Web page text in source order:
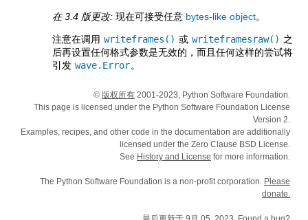
在 3.4 版更改: 现在可接受任意 bytes-like object。
注意在调用 writeframes() 或 writeframesraw() 之
后再设置任何格式参数是无效的，而且任何这样的尝试将
引发 wave.Error。
© 版权所有 2001-2023, Python Software Foundation.
This page is licensed under the Python Software Foundation License
Version 2.
Examples, recipes, and other code in the documentation are additionally
licensed under the Zero Clause BSD License.
See History and License for more information.
The Python Software Foundation is a non-profit corporation. Please
donate.